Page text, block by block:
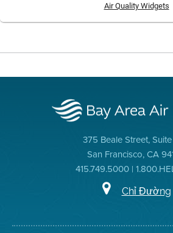
Air Quality Widgets
375 Beale Street,
San Francisco, CA
415.749.5000 |
Chỉ Đường